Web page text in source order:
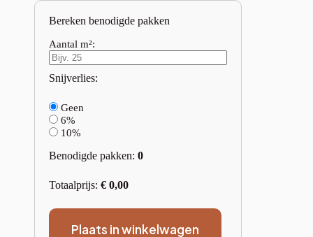
Bereken benodigde pakken
Aantal m²:
Snijverlies:
Geen
6%
10%
Benodigde pakken: 0
Totaalprijs: € 0,00
Plaats in winkelwagen